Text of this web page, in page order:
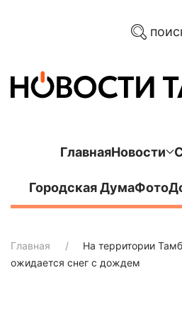
ГлавнаяНовости
Городская ДумаФото
Главная
На территории
ожидается снег с дождем